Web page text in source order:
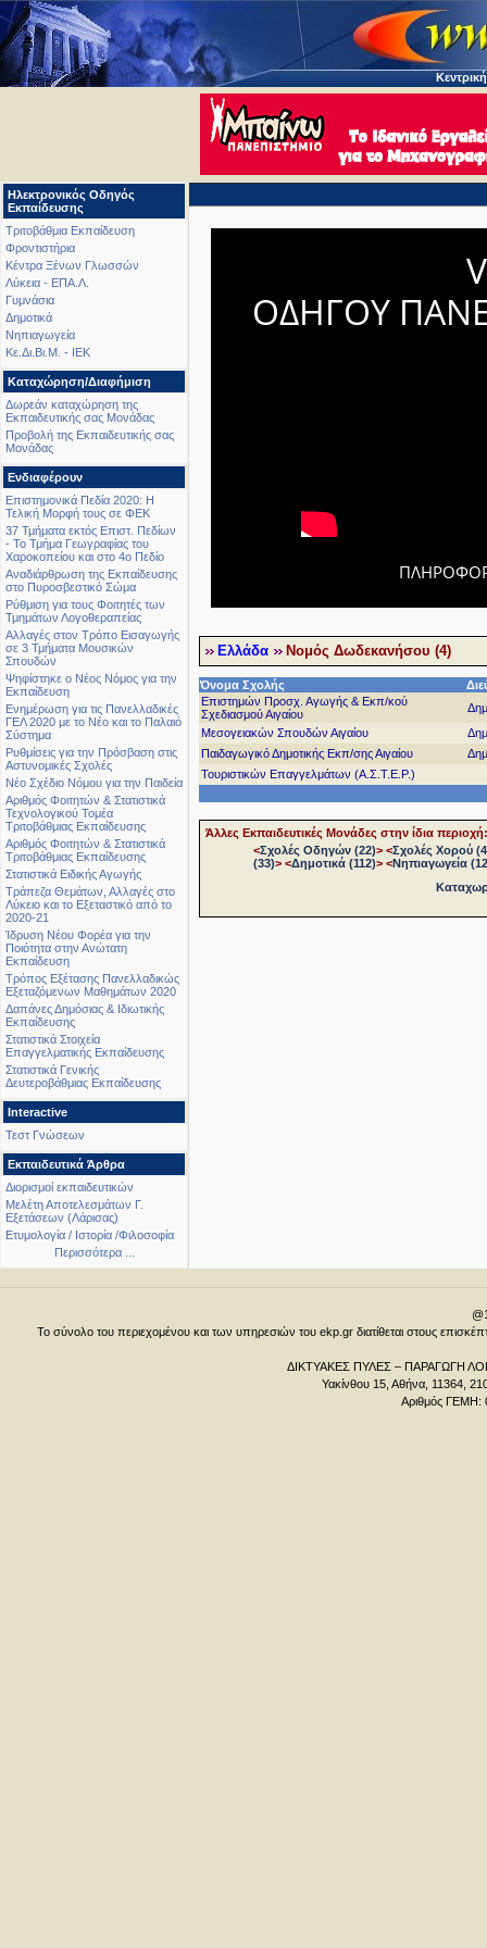
Ηλεκτρονικός Οδηγός
Εκπαίδευσης
Τριτοβάθμια Εκπαίδευση
Φροντιστήρια
Κέντρα Ξένων Γλωσσών
Λύκεια - ΕΠΑ.Λ.
Γυμνάσια
Δημοτικά
Νηπιαγωγεία
Κε.Δι.Βι.Μ. - ΙΕΚ
Καταχώρηση/Διαφήμιση
Δωρεάν καταχώρηση της
Εκπαιδευτικής σας Μονάδας
Προβολή της Εκπαιδευτικής σας
Μονάδας
Ενδιαφέρουν
Επιστημονικά Πεδία 2020: Η
Τελική Μορφή τους σε ΦΕΚ
37 Τμήματα εκτός Επιστ. Πεδίων
- Το Τμήμα Γεωγραφίας του
Χαροκοπείου και στο 4ο Πεδίο
Αναδιάρθρωση της Εκπαίδευσης
στο Πυροσβεστικό Σώμα
Ρύθμιση για τους Φοιτητές των
Τμημάτων Λογοθεραπείας
Αλλαγές στον Τρόπο Εισαγωγής
σε 3 Τμήματα Μουσικών
Σπουδών
Ψηφίστηκε ο Νέος Νόμος για την
Εκπαίδευση
Ενημέρωση για τις Πανελλαδικές
ΓΕΛ 2020 με το Νέο και το Παλαιό
Σύστημα
Ρυθμίσεις για την Πρόσβαση στις
Αστυνομικές Σχολές
Νέο Σχέδιο Νόμου για την Παιδεία
Αριθμός Φοιτητών & Στατιστικά
Τεχνολογικού Τομέα
Τριτοβάθμιας Εκπαίδευσης
Αριθμός Φοιτητών & Στατιστικά
Τριτοβάθμιας Εκπαίδευσης
Στατιστικά Ειδικής Αγωγής
Τράπεζα Θεμάτων, Αλλαγές στο
Λύκειο και το Εξεταστικό από το
2020-21
Ίδρυση Νέου Φορέα για την
Ποιότητα στην Ανώτατη
Εκπαίδευση
Τρόπος Εξέτασης Πανελλαδικώς
Εξεταζόμενων Μαθημάτων 2020
Δαπάνες Δημόσιας & Ιδιωτικής
Εκπαίδευσης
Στατιστικά Στοιχεία
Επαγγελματικής Εκπαίδευσης
Στατιστικά Γενικής
Δευτεροβάθμιας Εκπαίδευσης
Interactive
Τεστ Γνώσεων
Εκπαιδευτικά Άρθρα
Διορισμοί εκπαιδευτικών
Μελέτη Αποτελεσμάτων Γ.
Εξετάσεων (Λάρισας)
Ετυμολογία / Ιστορία /Φιλοσοφία
Περισσότερα ...
ΟΔΗΓΟΥ
Ελλάδα Νομός Δωδεκανήσου (4)
Όνομα Σχολής
Επιστημών Προσχ. Αγωγής & Εκπ/κού
Σχεδιασμού Αιγαίου
Μεσογειακών Σπουδών Αιγαίου
Παιδαγωγικό Δημοτικής Εκπ/σης Αιγαίου
Τουριστικών Επαγγελμάτων (Α.Σ.Τ.Ε.Ρ.)
Άλλες Εκπαιδευτικές Μονάδες στην ίδια περιοχή:
<Σχολές Οδηγών (22)> <Σχολές Χορού
(33)> <Δημοτικά (112)> <Νηπιαγωγεία
Το σύνολο του περιεχομένου και των υπηρεσιών του ekp.gr διατίθεται στους
ΔΙΚΤΥΑΚΕΣ ΠΥΛΕΣ – ΠΑΡΑΓΩΓΗ
Υακίνθου 15, Αθήνα, 11364,
Αριθμός ΓΕΜΗ: